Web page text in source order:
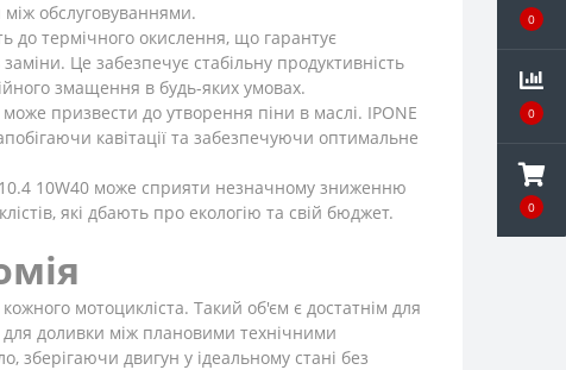
0
0
0
обслуговуваннями.
до термічного окислення, що гарантує
Це забезпечує стабільну продуктивність
змащення в будь-яких умовах.
призвести до утворення піни в маслі. IPONE
кавітації та забезпечуючи оптимальне
10W40 може сприяти незначному зниженню
які дбають про екологію та свій бюджет.
мотоцикліста. Такий об'єм є достатнім для
для доливки між плановими технічними
зберігаючи двигун у ідеальному стані без